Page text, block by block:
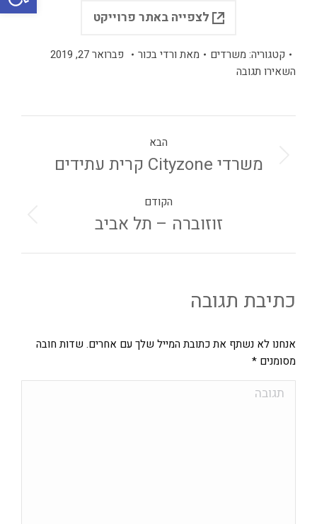
לצפייה באתר פרוייקט
קטגוריה: משרדים מאת ורדי בכור
פברואר 27, 2019
השאירו תגובה
הקודם
זוזוברה – תל אביב
הבא
משרדי Cityzone קרית עתידים
כתיבת תגובה
אנחנו לא נשתף את כתובת המייל שלך עם אחרים. שדות חובה
מסומנים *
תגובה